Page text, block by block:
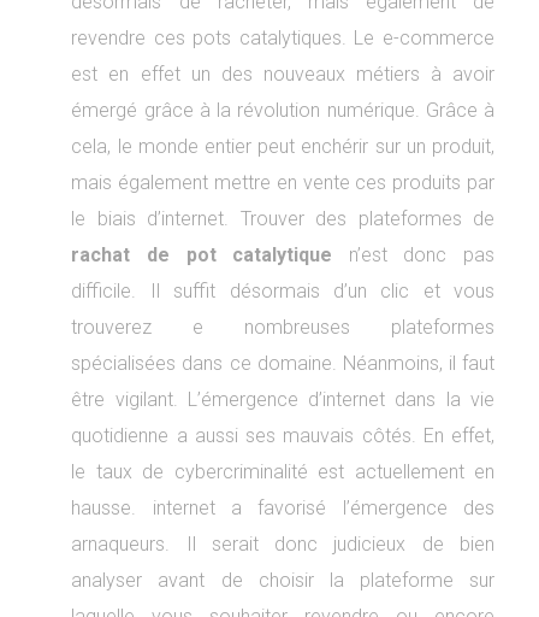
revendre ces pots catalytiques. Le e-commerce
est en effet un des nouveaux métiers à avoir
émergé grâce à la révolution numérique. Grâce à
cela, le monde entier peut enchérir sur un produit,
mais également mettre en vente ces produits par
le biais d’internet. Trouver des plateformes de
rachat de pot catalytique n’est donc pas
difficile. Il suffit désormais d’un clic et vous
trouverez e nombreuses plateformes
spécialisées dans ce domaine. Néanmoins, il faut
être vigilant. L’émergence d’internet dans la vie
quotidienne a aussi ses mauvais côtés. En effet,
le taux de cybercriminalité est actuellement en
hausse. internet a favorisé l’émergence des
arnaqueurs. Il serait donc judicieux de bien
analyser avant de choisir la plateforme sur